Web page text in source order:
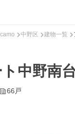
中野区 建物一覧
中野南
66戸